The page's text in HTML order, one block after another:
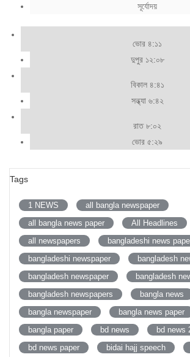
সূর্যোদয়
ভোর ৪:১১
দুপুর ১২:০৮
বিকাল ৪:৪১
সন্ধ্যা ৬:৪২
রাত ৮:০২
ভোর ৫:২৯
Tags
1 NEWS
all bangla newspaper
all bangla news paper
All Headlines
all newspapers
bangladeshi news
bangladeshi newspaper
bangladesh
bangladesh newspaper
bangladesh
bangladesh newspapers
bangla news
bangla newspaper
bangla news paper
bangla paper
bd news
bd news
bd news paper
bidai hajj speech